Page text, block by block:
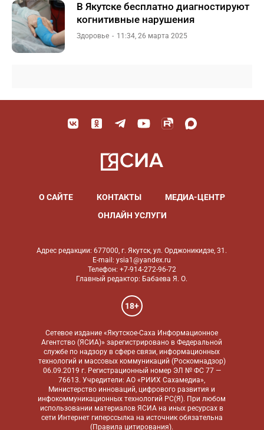
В Якутске бесплатно диагностируют
когнитивные нарушения
Здоровье 11:34, 26 марта 2025
О САЙТЕ КОНТАКТЫ
МЕДИА-ЦЕНТР
ОНЛАЙН УСЛУГИ
Адрес редакции: 677000, г. Якутск, ул. Орджоникидзе, 31.
E-mail: ysia1@yandex.ru
Телефон: +7-914-272-96-72
Главный редактор: Бабаева Я. О.
18+
Сетевое издание «Якутское-Саха Информационное
Агентство (ЯСИА)» зарегистрировано в Федеральной
службе по надзору в сфере связи, информационных
технологий и массовых коммуникаций (Роскомнадзор)
06.09.2019 г. Регистрационный номер ЭЛ № ФС 77 —
76613. Учредители: АО «РИИХ Сахамедиа»,
Министерство инноваций, цифрового развития и
инфокоммуникационных технологий РС(Я). При любом
использовании материалов ЯСИА на иных ресурсах в
сети Интернет гиперссылка на источник обязательна
(Правила цитирования).